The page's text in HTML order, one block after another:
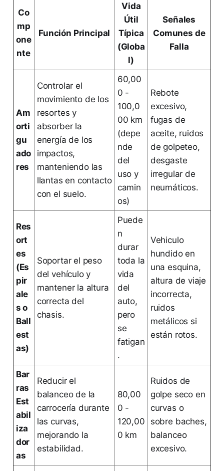
Co
mp
one
nte
Función Principal
Vida
Útil
Típica
(Globa
l)
Señales
Comunes de
Falla
Am
orti
gu
ado
res
Controlar el
movimiento de los
resortes y
absorber la
energía de los
impactos,
manteniendo las
llantas en contacto
con el suelo.
60,00
0 -
100,0
00 km
(depe
nde
del
uso y
camin
os)
Rebote
excesivo,
fugas de
aceite, ruidos
de golpeteo,
desgaste
irregular de
neumáticos.
Res
ort
es
(Es
pir
ale
s o
Ball
est
as)
Soportar el peso
del vehículo y
mantener la altura
correcta del
chasis.
Puede
n
durar
toda la
vida
del
auto,
pero
se
fatigan
.
Vehiculo
hundido en
una esquina,
altura de viaje
incorrecta,
ruidos
metálicos si
están rotos.
Bar
ras
Est
abil
iza
dor
as
Reducir el
balanceo de la
carrocería durante
las curvas,
mejorando la
estabilidad.
80,00
0 -
120,00
0 km
Ruidos de
golpe seco en
curvas o
sobre baches,
balanceo
excesivo.